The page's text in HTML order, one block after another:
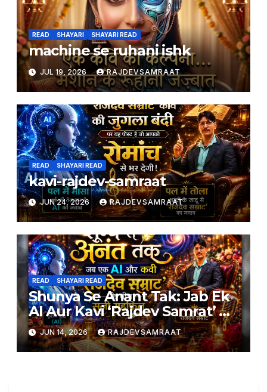
READ SHAYARI SHAYARI READ
machine se ruhani ishk
JUL 19, 2026 RAJDEVSAMRAAT
READ SHAYARI READ
kavi-rajdev-samraat
JUN 24, 2026 RAJDEVSAMRAAT
READ SHAYARI READ
Shunya Se Anant Tak: Jab Ek
AI Aur Kavi ‘Rajdev Samrat’ Ke
Beech Saji Mehfil
JUN 14, 2026 RAJDEVSAMRAAT